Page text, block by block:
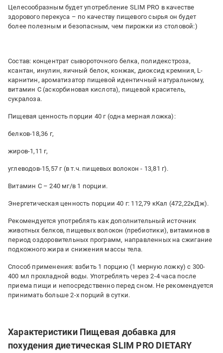
Целесообразным будет употребление SLIM PRO в качестве
здорового перекуса – по качеству пищевого сырья он будет
более полезным и безопасным, чем пирожки из столовой:)
Состав: концентрат сывороточного белка, полидекстроза,
ксантан, инулин, яичный белок, конжак, диоксид кремния, L-
карнитин, ароматизатор пищевой идентичный натуральному,
витамин С (аскорбиновая кислота), пищевой краситель,
сукралоза.
Пищевая ценность порции 40 г (одна мерная ложка):
белков-18,36 г,
жиров-1,11 г,
углеводов-15,57 г (в т.ч. пищевых волокон - 13,81 г).
Витамин С – 240 мг/в 1 порции.
Энергетическая ценность порции 40 г: 112,79 кКал (472,22кДж).
Рекомендуется употреблять как дополнительный источник
животных белков, пищевых волокон (пребиотики), витаминов в
период оздоровительных программ, направленных на сжигание
подкожного жира и снижения массы тела.
Способ применения: взбить 1 порцию (1 мерную ложку) с 300-
400 мл прохладной воды. Употреблять через 2-4 часа после
приема пищи и непосредственно перед сном. Не рекомендуется
принимать больше 2-х порций в сутки.
Характеристики Пищевая добавка для
похудения диетическая SLIM PRO DIETARY